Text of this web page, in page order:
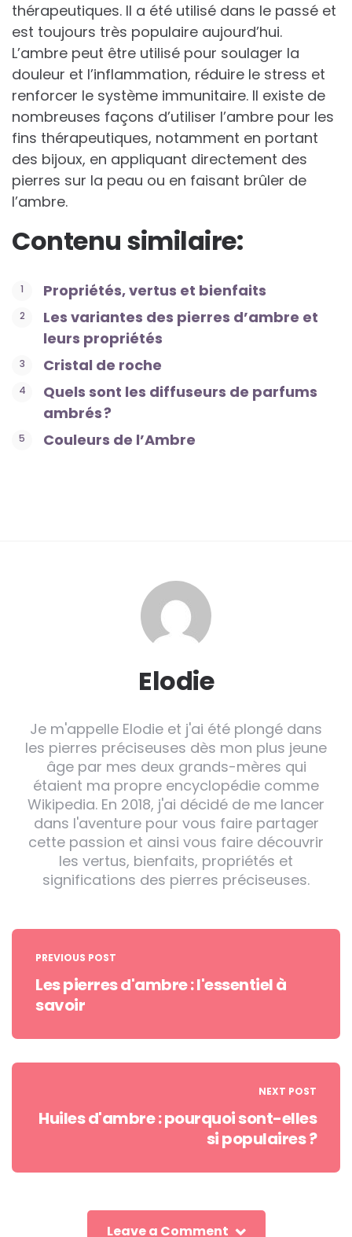
thérapeutiques. Il a été utilisé dans le passé et
est toujours très populaire aujourd’hui.
L’ambre peut être utilisé pour soulager la
douleur et l’inflammation, réduire le stress et
renforcer le système immunitaire. Il existe de
nombreuses façons d’utiliser l’ambre pour les
fins thérapeutiques, notamment en portant
des bijoux, en appliquant directement des
pierres sur la peau ou en faisant brûler de
l’ambre.
Contenu similaire:
Propriétés, vertus et bienfaits
Les variantes des pierres d’ambre et
leurs propriétés
Cristal de roche
Quels sont les diffuseurs de parfums
ambrés ?
Couleurs de l’Ambre
Elodie
Je m'appelle Elodie et j'ai été plongé dans
les pierres préciseuses dès mon plus jeune
âge par mes deux grands-mères qui
étaient ma propre encyclopédie comme
Wikipedia. En 2018, j'ai décidé de me lancer
dans l'aventure pour vous faire partager
cette passion et ainsi vous faire découvrir
les vertus, bienfaits, propriétés et
significations des pierres préciseuses.
Post
navigation
PREVIOUS POST
Les pierres d'ambre : l'essentiel à
savoir
NEXT POST
Huiles d'ambre : pourquoi sont-elles
si populaires ?
Leave a Comment